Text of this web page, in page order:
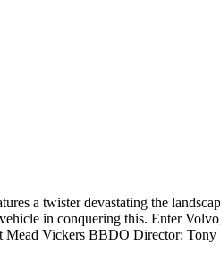
a twister devastating the
in conquering this. Enter
Mead Vickers BBDO Director: